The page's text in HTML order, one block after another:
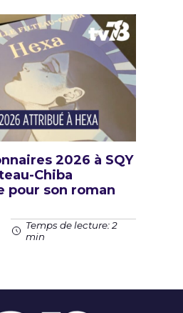
2026 à SQY
Chiba
pour son roman
Temps de lecture: 2
min